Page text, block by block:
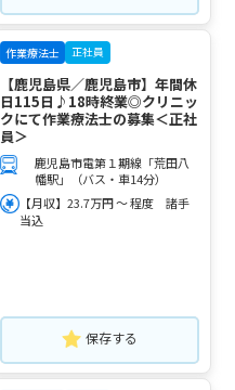
作業療法士 正社員
【鹿児島県／鹿児島市】年間休
日115日♪18時終業◎クリニッ
クにて作業療法士の募集＜正社
員＞
鹿児島市電第１期線「荒田八
幡駅」（バス・車14分）
【月収】23.7万円 ～ 程度 諸手
当込
保存する